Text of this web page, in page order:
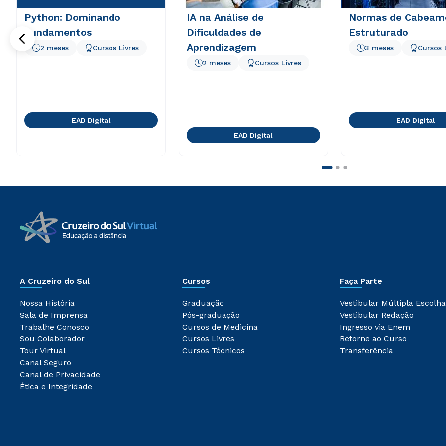
Python: Dominando
Fundamentos
2 meses Cursos Livres
EAD Digital
IA na Análise de
Dificuldades de
Aprendizagem
2 meses Cursos Livres
EAD Digital
Normas de
Estruturado
3 meses Cursos
EAD Digital
A Cruzeiro do Sul
Nossa História
Sala de Imprensa
Trabalhe Conosco
Sou Colaborador
Tour Virtual
Canal Seguro
Canal de Privacidade
Ética e Integridade
Cursos
Graduação
Pós-graduação
Cursos de Medicina
Cursos Livres
Cursos Técnicos
Faça Parte
Vestibular Múltipla Escolha
Vestibular Redação
Ingresso via Enem
Retorne ao Curso
Transferência